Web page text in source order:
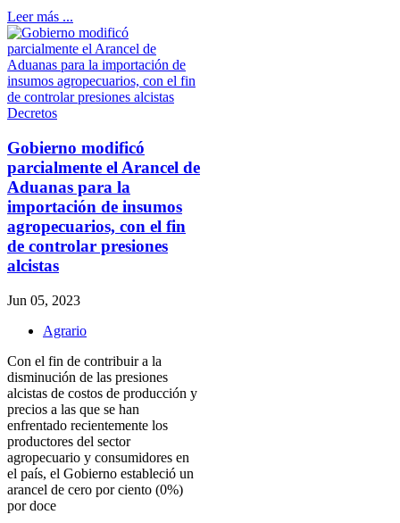
Leer más ...
Decretos
Gobierno modificó
parcialmente el Arancel de
Aduanas para la
importación de insumos
agropecuarios, con el fin
de controlar presiones
alcistas
Jun 05, 2023
Agrario
Con el fin de contribuir a la
disminución de las presiones
alcistas de costos de producción y
precios a las que se han
enfrentado recientemente los
productores del sector
agropecuario y consumidores en
el país, el Gobierno estableció un
arancel de cero por ciento (0%)
por doce